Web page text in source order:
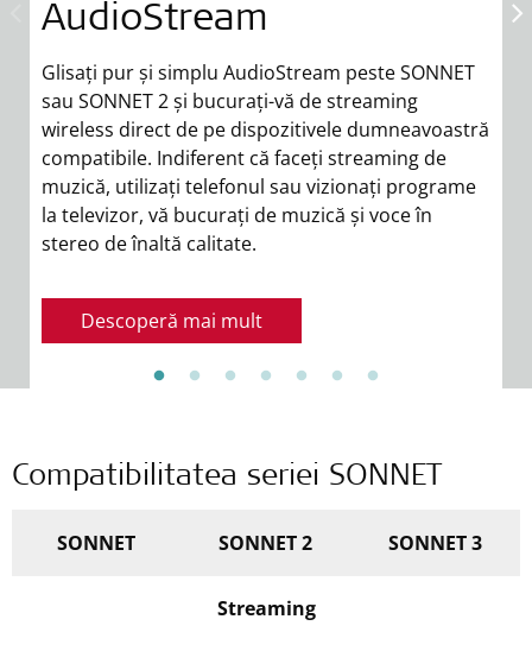
AudioStream
Glisați pur și simplu AudioStream peste SONNET
sau SONNET 2 și bucurați-vă de streaming
wireless direct de pe dispozitivele dumneavoastră
compatibile. Indiferent că faceți streaming de
muzică, utilizați telefonul sau vizionați programe
la televizor, vă bucurați de muzică și voce în
stereo de înaltă calitate.
Descoperă mai mult
Compatibilitatea seriei SONNET
SONNET SONNET 2 SONNET 3
Streaming